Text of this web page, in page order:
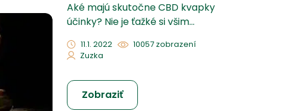
Aké majú skutočne CBD kvapky
účinky? Nie je ťažké si všim...
11.1. 2022
10057 zobrazení
Zuzka
Zobraziť